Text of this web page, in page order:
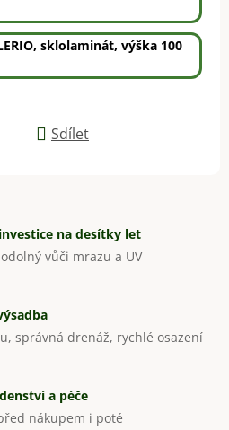
sklolaminát, výška 100
Sdílet
na desítky let
vůči mrazu a UV
správná drenáž, rychlé osazení
a péče
nákupem i poté